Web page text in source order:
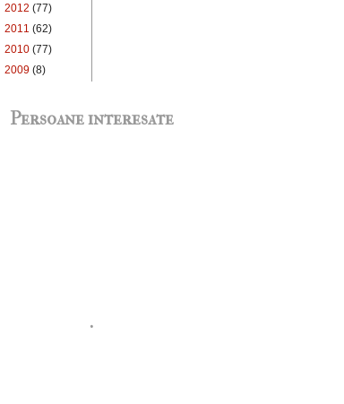
2012 (77)
2011 (62)
2010 (77)
2009 (8)
Persoane interesate
.